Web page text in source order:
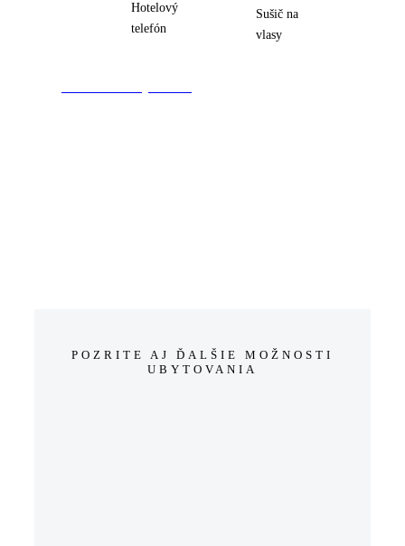
Hotelový
telefón
Sušič na
vlasy
POZRITE AJ ĎALŠIE MOŽNOSTI
UBYTOVANIA